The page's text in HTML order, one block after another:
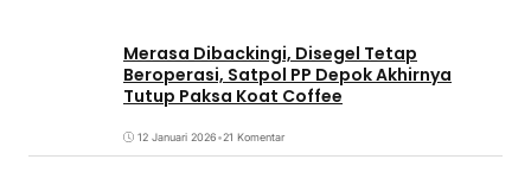
Merasa Dibackingi, Disegel Tetap
Beroperasi, Satpol PP Depok Akhirnya
Tutup Paksa Koat Coffee
12 Januari 2026•21 Komentar